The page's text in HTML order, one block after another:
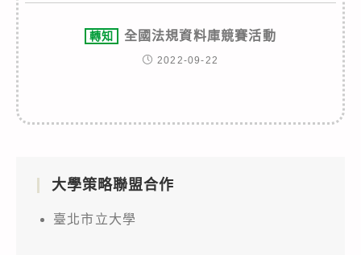
轉知 全國法規資料庫競賽活動
2022-09-22
大學策略聯盟合作
臺北市立大學